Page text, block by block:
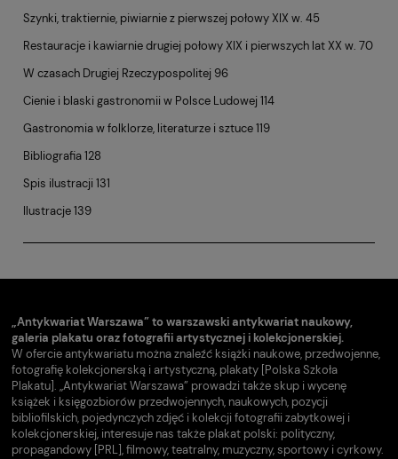
Szynki, traktiernie, piwiarnie z pierwszej połowy XIX w. 45
Restauracje i kawiarnie drugiej połowy XIX i pierwszych lat XX w. 70
W czasach Drugiej Rzeczypospolitej 96
Cienie i blaski gastronomii w Polsce Ludowej 114
Gastronomia w folklorze, literaturze i sztuce 119
Bibliografia 128
Spis ilustracji 131
Ilustracje 139
„Antykwariat Warszawa” to warszawski antykwariat naukowy,
galeria plakatu oraz fotografii artystycznej i kolekcjonerskiej.
W ofercie antykwariatu można znaleźć książki naukowe, przedwojenne,
fotografię kolekcjonerską i artystyczną, plakaty [Polska Szkoła
Plakatu]. „Antykwariat Warszawa” prowadzi także skup i wycenę
książek i księgozbiorów przedwojennych, naukowych, pozycji
bibliofilskich, pojedynczych zdjęć i kolekcji fotografii zabytkowej i
kolekcjonerskiej, interesuje nas także plakat polski: polityczny,
propagandowy [PRL], filmowy, teatralny, muzyczny, sportowy i cyrkowy.